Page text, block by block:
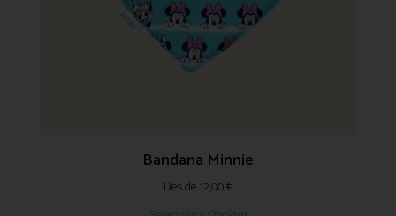
Bandana Minnie
Des de12,00€